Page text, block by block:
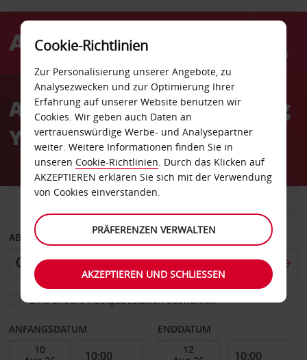
Menü
AvisAutovermietung Winnipeg
York Avenue
ABHOLEN VON
Eine andere Rückgabestation auswählen
ANFANGSDATUM ENDDATUM
Cookie-Richtlinien
Zur Personalisierung unserer Angebote, zu
Analysezwecken und zur Optimierung Ihrer
Erfahrung auf unserer Website benutzen wir
Cookies. Wir geben auch Daten an
vertrauenswürdige Werbe- und Analysepartner
weiter. Weitere Informationen finden Sie in
unseren Cookie-Richtlinien. Durch das Klicken auf
AKZEPTIEREN erklären Sie sich mit der Verwendung
von Cookies einverstanden.
PRÄFERENZEN VERWALTEN
AKZEPTIEREN UND SCHLIESSEN